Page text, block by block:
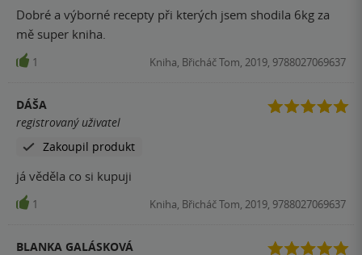
Dobré a výborné recepty při kterých jsem shodila 6kg za
mě super kniha.
1 Kniha, Břicháč Tom, 2019, 9788027069637
DÁŠA
registrovaný uživatel
Zakoupil produkt
já věděla co si kupuji
1 Kniha, Břicháč Tom, 2019, 9788027069637
BLANKA GALÁSKOVÁ